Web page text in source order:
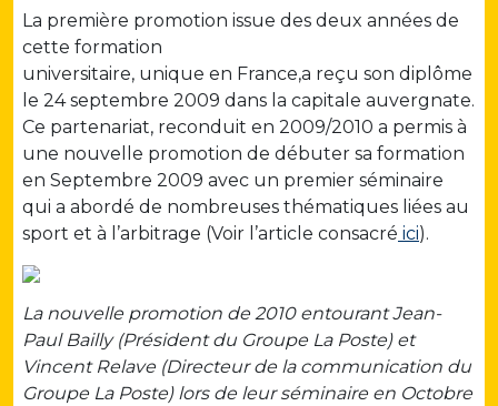
La première promotion issue des deux années de
cette formation
universitaire, unique en France,a reçu son diplôme
le 24 septembre 2009 dans la capitale auvergnate.
Ce partenariat, reconduit en 2009/2010 a permis à
une nouvelle promotion de débuter sa formation
en Septembre 2009 avec un premier séminaire
qui a abordé de nombreuses thématiques liées au
sport et à l’arbitrage (Voir l’article consacré ici).
La nouvelle promotion de 2010 entourant Jean-
Paul Bailly (Président du Groupe La Poste) et
Vincent Relave (Directeur de la communication du
Groupe La Poste) lors de leur séminaire en Octobre